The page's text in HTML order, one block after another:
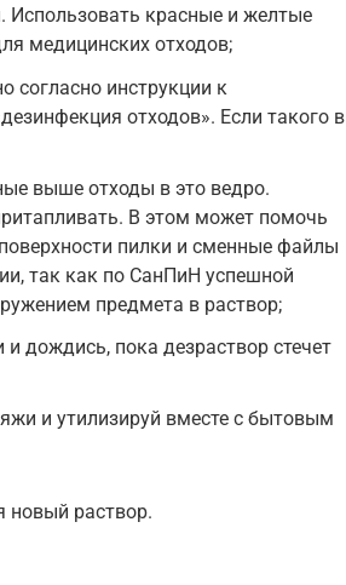
Использовать красные и желтые
медицинских отходов;
согласно инструкции к
отходов». Если такого в
выше отходы в это ведро.
В этом может помочь
пилки и сменные файлы
так как по СанПиН успешной
предмета в раствор;
дождись, пока дезраствор стечет
и утилизируй вместе с бытовым
новый раствор.